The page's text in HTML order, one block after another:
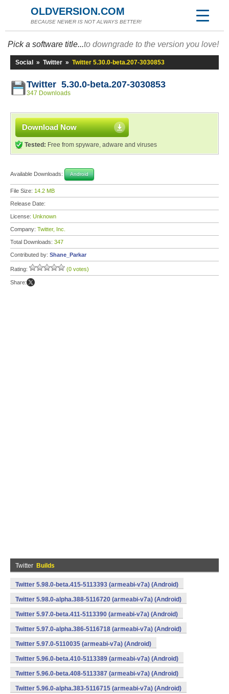
OLDVERSION.COM
BECAUSE NEWER IS NOT ALWAYS BETTER!
Pick a software title...to downgrade to the version you love!
Social » Twitter » Twitter 5.30.0-beta.207-3030853
Twitter 5.30.0-beta.207-3030853
347 Downloads
Download Now
Tested: Free from spyware, adware and viruses
Available Downloads: Android
File Size: 14.2 MB
Release Date:
License: Unknown
Company: Twitter, Inc.
Total Downloads: 347
Contributed by: Shane_Parkar
Rating: (0 votes)
Share:
Twitter Builds
Twitter 5.98.0-beta.415-5113393 (armeabi-v7a) (Android)
Twitter 5.98.0-alpha.388-5116720 (armeabi-v7a) (Android)
Twitter 5.97.0-beta.411-5113390 (armeabi-v7a) (Android)
Twitter 5.97.0-alpha.386-5116718 (armeabi-v7a) (Android)
Twitter 5.97.0-5110035 (armeabi-v7a) (Android)
Twitter 5.96.0-beta.410-5113389 (armeabi-v7a) (Android)
Twitter 5.96.0-beta.408-5113387 (armeabi-v7a) (Android)
Twitter 5.96.0-alpha.383-5116715 (armeabi-v7a) (Android)